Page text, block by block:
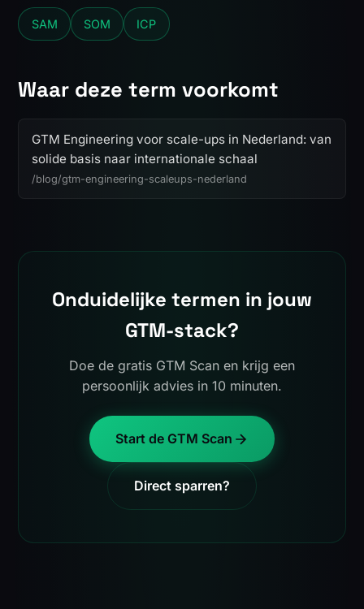
SAM SOM ICP
Waar deze term voorkomt
GTM Engineering voor scale-ups in Nederland: van
solide basis naar internationale schaal
/blog/gtm-engineering-scaleups-nederland
Onduidelijke termen in jouw
GTM-stack?
Doe de gratis GTM Scan en krijg een
persoonlijk advies in 10 minuten.
Start de GTM Scan
Direct sparren?